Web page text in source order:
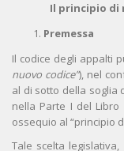
Il principio di
Premessa
Il codice degli appalti
nuovo codice”), nel
al di sotto della soglia
nella Parte I del Libro
ossequio al “principio
Tale scelta